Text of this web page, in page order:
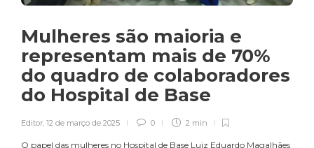
Mulheres são maioria e
representam mais de 70%
do quadro de colaboradores
do Hospital de Base
Editor, 12 de março de 2025 0 2 min
O papel das mulheres no Hospital de Base Luiz Eduardo Magalhães